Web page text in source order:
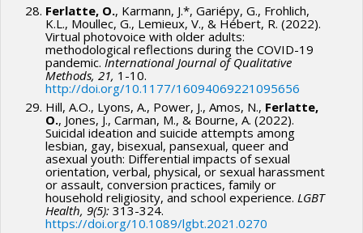
Ferlatte, O., Karmann, J.*, Gariépy, G., Frohlich,
K.L., Moullec, G., Lemieux, V., & Hébert, R. (2022).
Virtual photovoice with older adults:
methodological reflections during the COVID-19
pandemic. International Journal of Qualitative
Methods, 21, 1-10.
http://doi.org/10.1177/16094069221095656
Hill, A.O., Lyons, A., Power, J., Amos, N., Ferlatte,
O., Jones, J., Carman, M., & Bourne, A. (2022).
Suicidal ideation and suicide attempts among
lesbian, gay, bisexual, pansexual, queer and
asexual youth: Differential impacts of sexual
orientation, verbal, physical, or sexual harassment
or assault, conversion practices, family or
household religiosity, and school experience. LGBT
Health, 9(5): 313-324.
https://doi.org/10.1089/lgbt.2021.0270